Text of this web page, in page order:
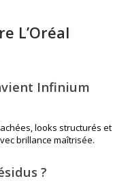
L’Oréal
Infinium
looks structurés et
brillance maîtrisée.
?